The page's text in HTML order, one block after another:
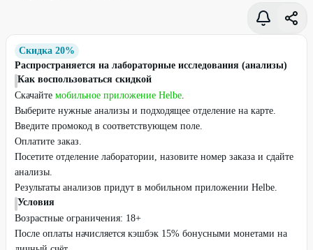
Скидка 20%
Распространяется на лабораторные исследования (анализы)
Как воспользоваться скидкой
Скачайте мобильное приложение Helbe.
Выберите нужные анализы и подходящее отделение на карте.
Введите промокод в соответствующем поле.
Оплатите заказ.
Посетите отделение лаборатории, назовите номер заказа и сдайте
анализы.
Результаты анализов придут в мобильном приложении Helbe.
Условия
Возрастные ограничения: 18+
После оплаты начисляется кэшбэк 15% бонусными монетами на